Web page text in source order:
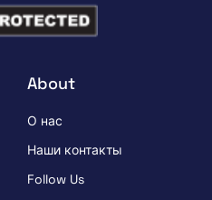
About
О нас
Наши контакты
Follow Us